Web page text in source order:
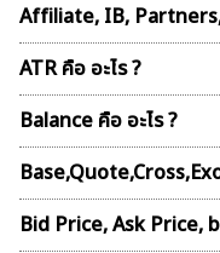
Affiliate, IB, Partners,
ATR คือ อะไร ?
Balance คือ อะไร ?
Bid Price, Ask Price,